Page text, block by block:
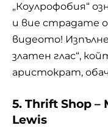
„Коулрофобия“
и вие страдате
видеото!
златен глас“,
аристократ,
5. Thrift Shop –
Lewis